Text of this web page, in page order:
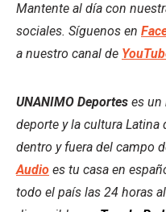
Mantente al día con
sociales. Síguenos en
a nuestro canal de
UNANIMO Deportes es un
deporte y la cultura Latina
dentro y fuera del campo
Audio es tu casa en
todo el país las 24 horas